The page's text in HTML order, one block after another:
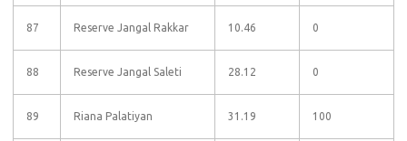
87 Reserve Jangal Rakkar 10.46 0
88 Reserve Jangal Saleti 28.12 0
89 Riana Palatiyan 31.19 100